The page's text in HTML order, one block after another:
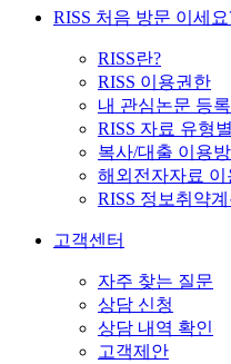
RISS 처음 방문 이세요
RISS란?
RISS 이용권한
내 관심논문 등
RISS 자료 유형
복사/대출 이용
해외전자자료 이
RISS 정보취약
고객센터
자주 찾는 질문
상담 신청
상담 내역 확인
고객제안